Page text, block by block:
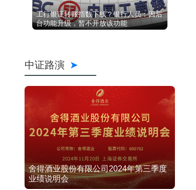
工行银证转账指数下线？银行人员：因后
台功能升级，暂不开放该功能
中证路演
舍得酒业股份有限公司2024年第三季度
业绩说明会